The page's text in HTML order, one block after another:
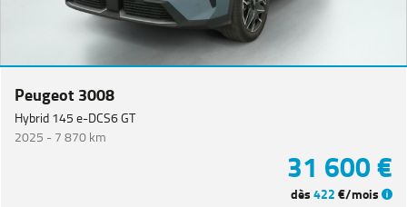
Peugeot 3008
Hybrid 145 e-DCS6 GT
2025 -7 870 km
31 600 €
dès422€/mois